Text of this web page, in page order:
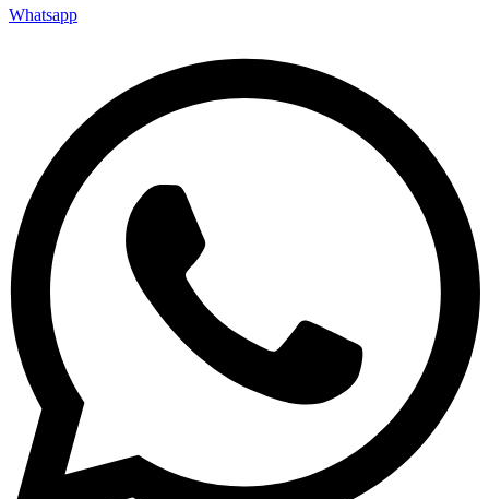
Whatsapp